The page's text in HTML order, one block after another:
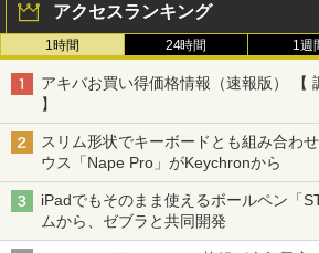
アクセスランキング
1時間 24時間 1週
アキバお買い得価格情報（速報版） 【
】
スリム形状でキーボードとも組み合わ
ウス「Nape Pro」がKeychronから
iPadでもそのまま使えるボールペン「
ムから、ゼブラと共同開発